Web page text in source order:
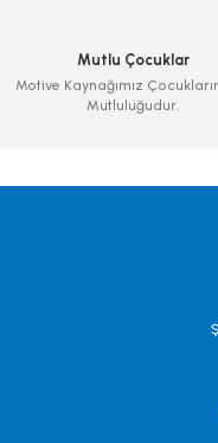
Mutlu Çocuklar
Motive Kaynağımız
Mutluluğudur.